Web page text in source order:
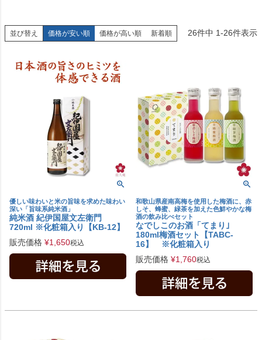
並び替え 価格が安い順 価格が高い順 新着順 26件中 1-26件表示
優しい味わいと米の旨味を求めた味わい
深い「旨味系純米酒」
純米酒 紀伊国屋文左衛門
720ml ※化粧箱入り【KB-12】
販売価格 ¥1,650税込
和歌山県産南高梅を使用した梅酒に、赤
しそ、蜂蜜、緑茶を加えた色鮮やかな梅
酒の飲み比べセット
なでしこのお酒「てまり｣
180ml梅酒セット【TABC-
16】 ※化粧箱入り
販売価格 ¥1,760税込